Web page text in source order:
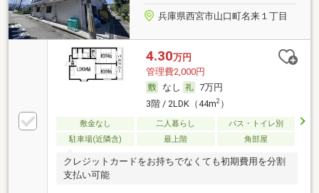
兵庫県西宮市山口町名来１丁目
4.30万円
管理費2,000円
なし
7万円
3階 / 2LDK（44m2）
敷金なし 二人暮らし
バス・トイレ別
駐車場(近隣含)
最上階 角部屋
クレジットカードをお持ちでなくても初期費用を分割
支払い可能